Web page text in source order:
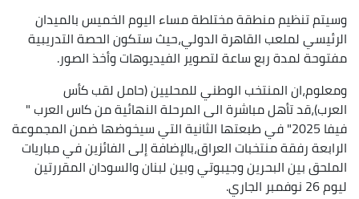
وسيتم تنظيم منطقة مختلطة مساء اليوم الخميس بالميدان
الرئيسي لملعب القاهرة الدولي،حيث ستكون الحصة التدريبية
مفتوحة لمدة ربع ساعة لتصوير الفيديوهات وأخذ الصور.
ومعلوم،ان المنتخب الوطني للمحليين (حامل لقب كأس
العرب)،قد تأهل مباشرة الى المرحلة النهائية من كاس العرب "
فيفا 2025" في طبعتها الثانية التي سيخوضها ضمن المجموعة
الرابعة رفقة منتخبات العراق،بالإضافة إلى الفائزين في مباريات
الملحق بين البحرين وجيبوتي وبين لبنان والسودان المقررتين
ليوم 26 نوفمبر الجاري.